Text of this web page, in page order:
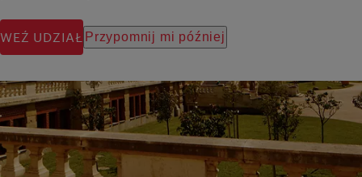
WEŹ UDZIAŁ Przypomnij mi później